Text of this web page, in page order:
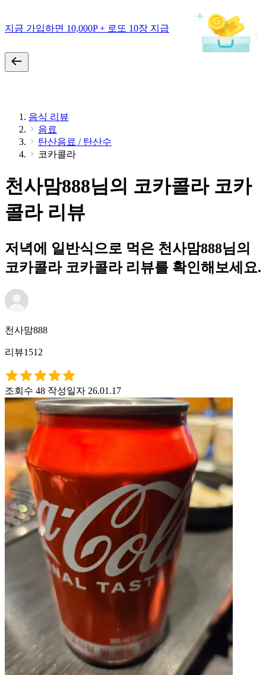
지금 가입하면 10,000P + 로또 10장 지급
음식 리뷰
음료
탄산음료 / 탄산수
코카콜라
천사맘888님의 코카콜라 코카
콜라 리뷰
저녁에 일반식으로 먹은 천사맘888님의
코카콜라 코카콜라 리뷰를 확인해보세요.
천사맘888
리뷰1512
조회수 48 작성일자 26.01.17